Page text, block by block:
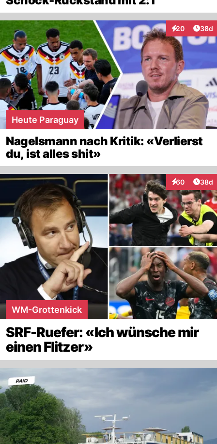
20
Interaktionen
38d
Heute Paraguay
Nagelsmann nach Kritik: «Verlierst
du, ist alles shit»
60
Interaktionen
38d
WM-Grottenkick
SRF-Ruefer: «Ich wünsche mir
einen Flitzer»